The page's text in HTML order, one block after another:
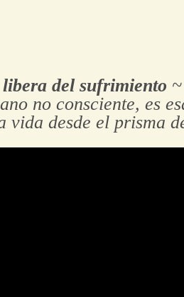
del sufrimiento
no consciente, es
vida desde el prisma